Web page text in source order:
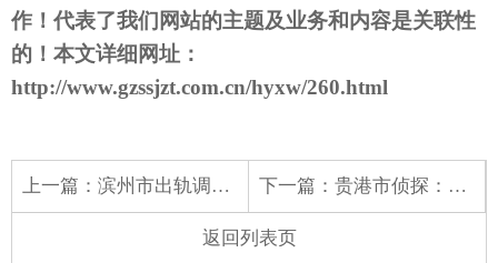
作！代表了我们网站的主题及业务和内容是关联性
的！本文详细网址：
http://www.gzssjzt.com.cn/hyxw/260.html
上一篇： 滨州市出轨调查取证：怎样判断男人有没有出轨 下一篇： 贵港市侦探：自己出轨了怎么求得老婆原谅
返回列表页